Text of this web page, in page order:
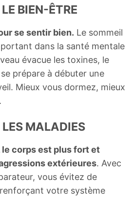
BIEN-ÊTRE
se sentir bien. Le sommeil
dans la santé mentale
évacue les toxines, le
prépare à débuter une
Mieux vous dormez, mieux
MALADIES
le corps est plus fort et
extérieures. Avec
vous évitez de
votre système